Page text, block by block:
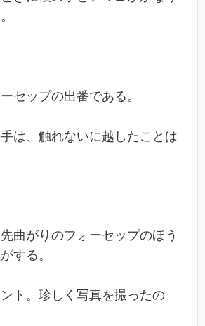
セップの出番である。
は、触れないに越したことは
曲がりのフォーセップのほう
する。
ト。珍しく写真を撮ったの